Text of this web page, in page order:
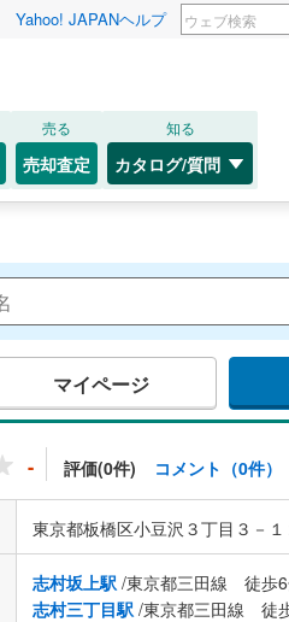
Yahoo! JAPANヘルプ
売る
売却査定
知る
カタログ/質問
マイページ
- 評価(0件) コメント（0件）
東京都板橋区小豆沢３丁目３－１
志村坂上駅 /東京都三田線 徒歩
志村三丁目駅 /東京都三田線 徒